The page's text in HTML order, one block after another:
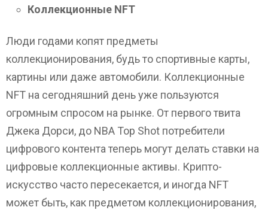
Коллекционные NFT
Люди годами копят предметы
коллекционирования, будь то спортивные карты,
картины или даже автомобили. Коллекционные
NFT на сегодняшний день уже пользуются
огромным спросом на рынке. От первого твита
Джека Дорси, до NBA Top Shot потребители
цифрового контента теперь могут делать ставки на
цифровые коллекционные активы. Крипто-
искусство часто пересекается, и иногда NFT
может быть, как предметом коллекционирования,